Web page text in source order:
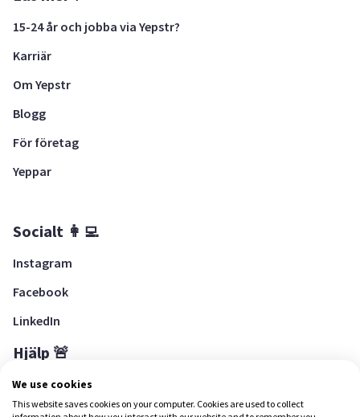
15-24 år och jobba via Yepstr?
Karriär
Om Yepstr
Blogg
För företag
Yeppar
Socialt 👩‍💻
Instagram
Facebook
LinkedIn
Hjälp 🚨
Hjälpcenter
We use cookies
This website saves cookies on your computer. Cookies are used to collect